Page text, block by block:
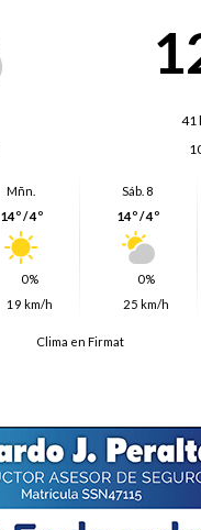
41
Mñn.
14º / 4º
0%
19 km/h
Sáb. 8
14º / 4º
0%
25 km/h
Clima en Firmat